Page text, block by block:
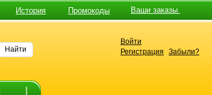
История Промокоды Ваши заказы
Найти
Войти
Регистрация
Забыли?